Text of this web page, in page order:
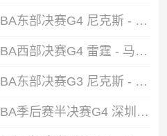
2026年05月26日NBA东部决赛G4 尼克斯 - 骑士 全场录像
2026年05月25日NBA西部决赛G4 雷霆 - 马刺 全场录像
2026年05月24日NBA东部决赛G3 尼克斯 - 骑士 全场录像
2026年05月23日CBA季后赛半决赛G4 深圳 - 广厦 全场录像